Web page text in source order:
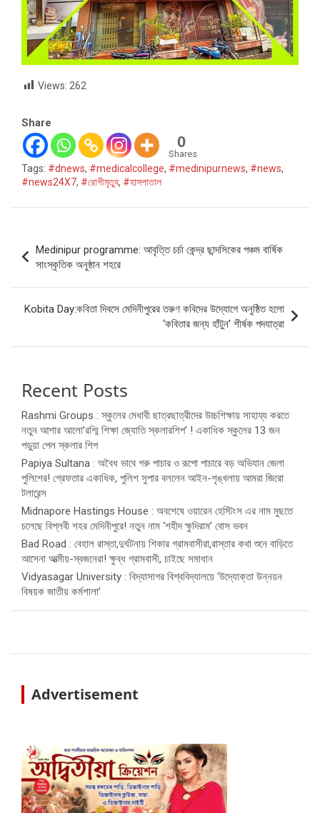
Views: 262
Share
0
Shares
Tags: #dnews, #medicalcollege, #medinipurnews, #news,
#news24X7, #রোগীমৃত্যু, #হাসপাতাল
Post
navigation
Medinipur programme: আবৃত্তি চর্চা কেন্দ্র ছান্দসিকের পঞ্চম বার্ষিক
সাংস্কৃতিক অনুষ্ঠান শহরে
Kobita Day:কবিতা দিবসে মেদিনীপুরের তরুণ কবিদের উদ্যোগে অনুষ্ঠিত হলো
‘কবিতার জন্য হাঁটুন’ শীর্ষক পদযাত্রা
Recent Posts
Rashmi Groups : স্কুলের মেধাবী ছাত্রছাত্রীদের উচ্চশিক্ষায় সাহায্য করতে
নতুন আশার আলো’রশ্মি শিক্ষা জ্যোতি স্কলারশিপ’ ! একাধিক স্কুলের 13 জন
পড়ুয়া পেল স্কলার শিপ
Papiya Sultana : অবৈধ ভাবে গরু পাচার ও রূপো পাচারে বড় অভিযান জেলা
পুলিশের! গ্রেফতার একাধিক, পুলিশ সুপার বললেন আইন-শৃঙ্খলায় আমরা জিরো
টলারেন্স
Midnapore Hastings House : অবশেষে ওয়ারেন হেস্টিংস এর নাম মুছতে
চলেছে বিপ্লবী শহর মেদিনীপুরে! নতুন নাম ‘শহীদ ক্ষুদিরাম’ বোস ভবন
Bad Road : বেহাল রাস্তা,দুর্ঘটনায় শিকার গ্রামবাসীরা,রাস্তার কথা শুনে বাড়িতে
আসেনা আত্মীয়-স্বজনেরা! ক্ষুব্ধ গ্রামবাসী, চাইছে সমাধান
Vidyasagar University : বিদ্যাসাগর বিশ্ববিদ্যালয়ে ‘উদ্যোক্তা উন্নয়ন
বিষয়ক জাতীয় কর্মশালা’
Advertisement